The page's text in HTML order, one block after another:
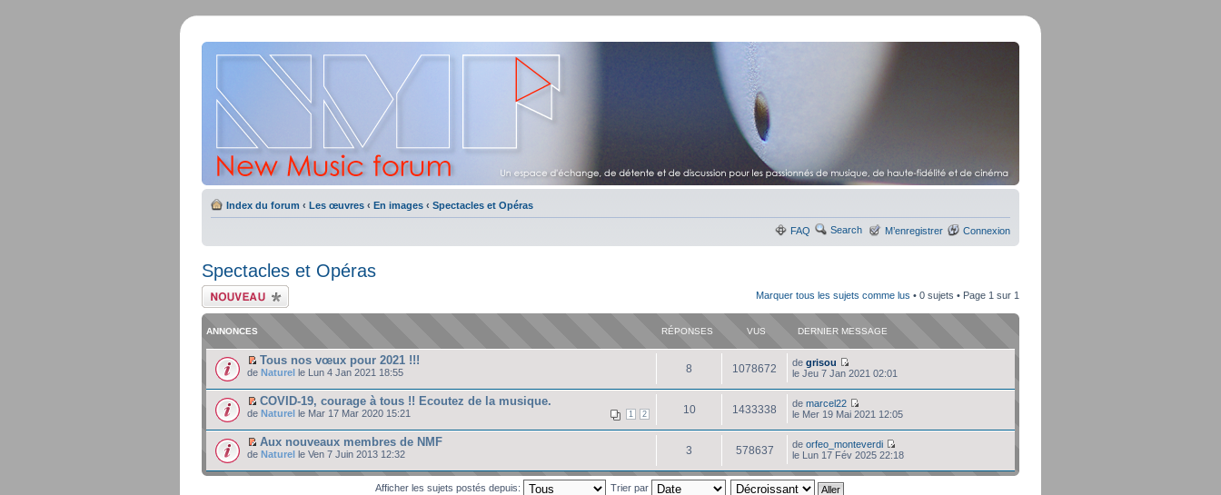
Index du forum ‹ Les œuvres ‹ En images ‹ Spectacles et Opéras
FAQ Search M’enregistrer Connexion
Spectacles et Opéras
Ecrire un nouveau
sujet
Marquer tous les sujets comme lus • 0 sujets • Page 1 sur 1
ANNONCES RÉPONSES VUS DERNIER MESSAGE
Tous nos vœux pour 2021 !!!
de Naturel le Lun 4 Jan 2021 18:55 8 1078672 degrisou
le Jeu 7 Jan 2021 02:01
COVID-19, courage à tous !! Ecoutez de la musique.
1 2
de Naturel le Mar 17 Mar 2020 15:21 10 1433338 demarcel22
le Mer 19 Mai 2021 12:05
Aux nouveaux membres de NMF
de Naturel le Ven 7 Juin 2013 12:32 3 578637 deorfeo_monteverdi
le Lun 17 Fév 2025 22:18
Afficher les sujets postés depuis: Trier par